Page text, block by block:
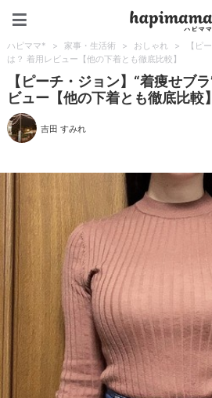
ハピママ* > 家事・生活術 > おしゃれ >
【ピ
は？ 着用レビュー【他の下着とも徹底比較】
【ピーチ・ジョン】“着痩せブ
ビュー【他の下着とも徹底比較
吉田 すみれ